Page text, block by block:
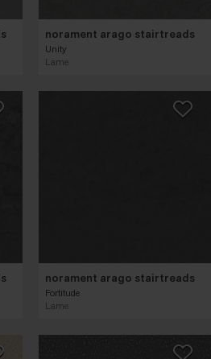
norament arago stairtreads
Unity
Lame
norament arago stairtreads
Fortitude
Lame